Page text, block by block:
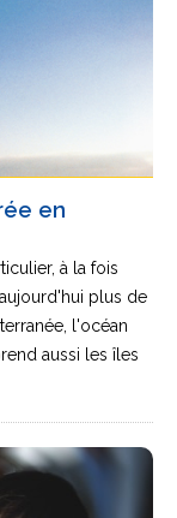
en
à la fois
plus de
l'océan
aussi les îles